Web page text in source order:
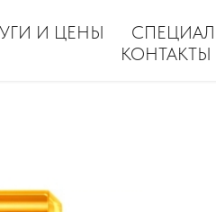
И ЦЕНЫ
КОНТАКТЫ